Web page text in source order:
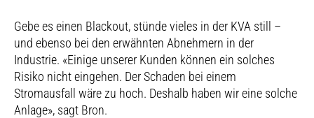
Gebe es einen Blackout, stünde vieles in der KVA still –
und ebenso bei den erwähnten Abnehmern in der
Industrie. «Einige unserer Kunden können ein solches
Risiko nicht eingehen. Der Schaden bei einem
Stromausfall wäre zu hoch. Deshalb haben wir eine solche
Anlage», sagt Bron.